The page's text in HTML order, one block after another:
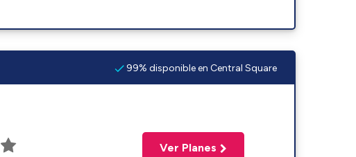
99% disponible en Central Square
Ver Planes